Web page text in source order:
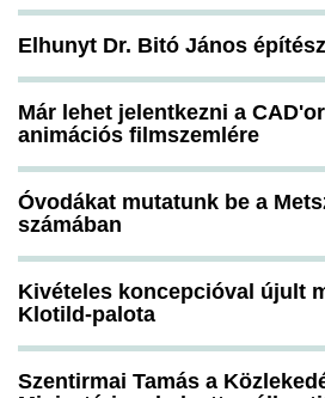
Elhunyt Dr. Bitó János építész
Már lehet jelentkezni a
animációs filmszemlére
Óvodákat mutatunk be a
számában
Kivételes koncepcióval újult
Klotild-palota
Szentirmai Tamás a